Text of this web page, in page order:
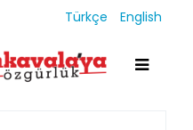
Türkçe English